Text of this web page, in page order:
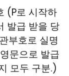
(P로 시작하
발급 받을 당
부호로 실명
문으로 발급
모두 구분.)